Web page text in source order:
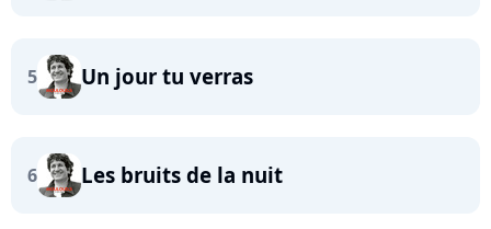
5 Un jour tu verras
6 Les bruits de la nuit